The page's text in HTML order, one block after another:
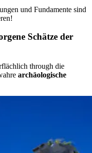
und Fundamente sind
Schätze der
through die
archäologische